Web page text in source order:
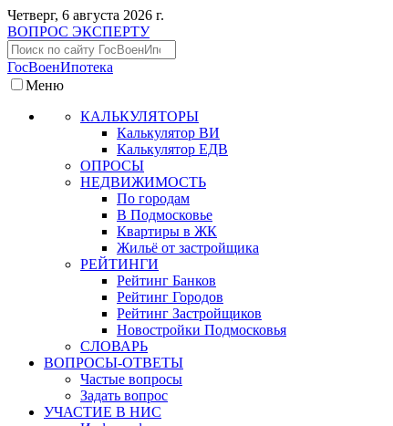
Четверг, 6 августа 2026 г.
ВОПРОС ЭКСПЕРТУ
ГосВоенИпотека
Меню
КАЛЬКУЛЯТОРЫ
Калькулятор ВИ
Калькулятор ЕДВ
ОПРОСЫ
НЕДВИЖИМОСТЬ
По городам
В Подмосковье
Квартиры в ЖК
Жильё от застройщика
РЕЙТИНГИ
Рейтинг Банков
Рейтинг Городов
Рейтинг Застройщиков
Новостройки Подмосковья
СЛОВАРЬ
ВОПРОСЫ-ОТВЕТЫ
Частые вопросы
Задать вопрос
УЧАСТИЕ В НИС